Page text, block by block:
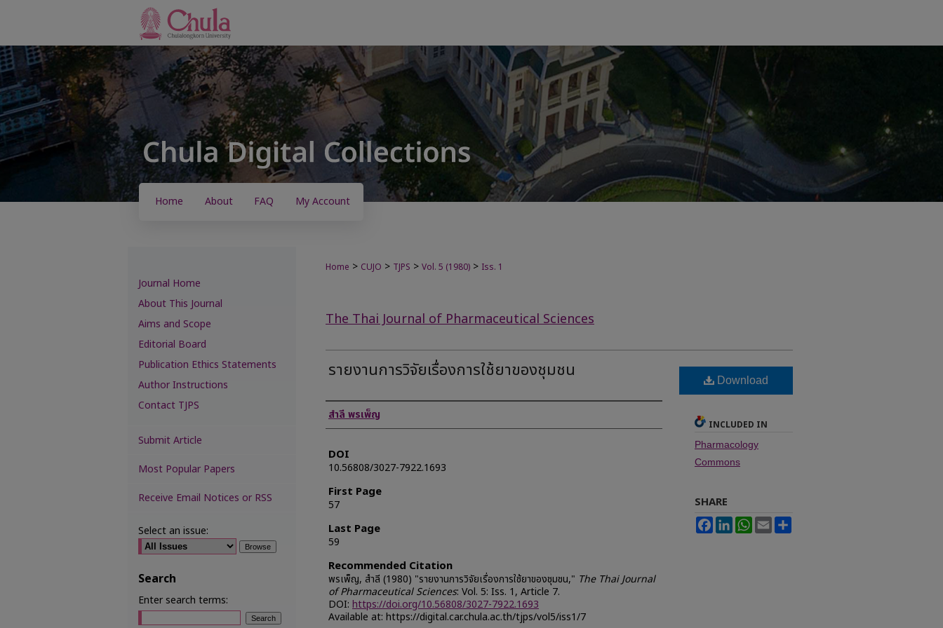
Home About FAQ My Account
Home > CUJO > TJPS > Vol. 5 (1980) > Iss. 1
The Thai Journal of Pharmaceutical Sciences
รายงานการวิจัยเรื่องการใช้ยาของชุมชน
Authors
สำลี พรเพ็ญ
DOI
10.56808/3027-7922.1693
First Page
57
Last Page
59
Recommended Citation
พรเพ็ญ, สำลี (1980) "รายงานการวิจัยเรื่องการใช้ยาของชุมชน," The Thai Journal
of Pharmaceutical Sciences: Vol. 5: Iss. 1, Article 7.
DOI: https://doi.org/10.56808/3027-7922.1693
Available at: https://digital.car.chula.ac.th/tjps/vol5/iss1/7
Download
INCLUDED IN
Pharmacology
Commons
SHARE
FacebookLinkedInWhatsApp
Email
Journal Home
About This Journal
Aims and Scope
Editorial Board
Publication Ethics Statements
Author Instructions
Contact TJPS
Submit Article
Most Popular Papers
Receive Email Notices or RSS
Select an issue:
Search
Enter search terms: